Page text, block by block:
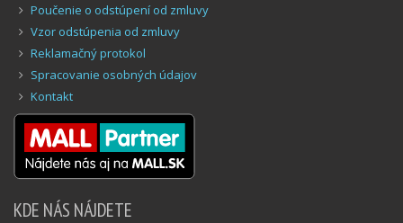
Poučenie o odstúpení od zmluvy
Vzor odstúpenia od zmluvy
Reklamačný protokol
Spracovanie osobných údajov
Kontakt
KDE NÁS NÁJDETE